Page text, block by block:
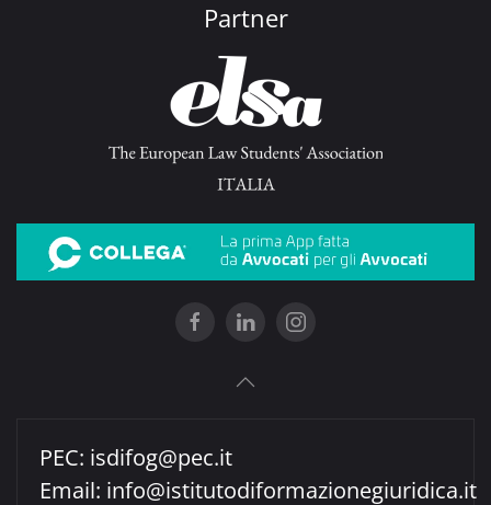
Partner
PEC: isdifog@pec.it
Email: info@istitutodiformazionegiuridica.it